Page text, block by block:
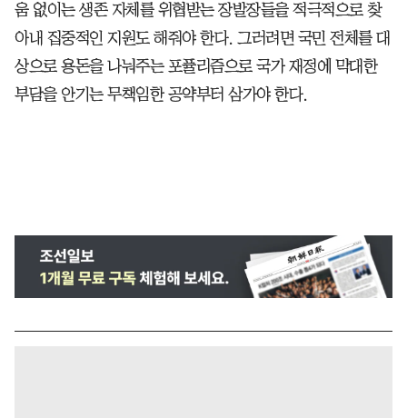
움 없이는 생존 자체를 위협받는 장발장들을 적극적으로 찾
아내 집중적인 지원도 해줘야 한다. 그러려면 국민 전체를 대
상으로 용돈을 나눠주는 포퓰리즘으로 국가 재정에 막대한
부담을 안기는 무책임한 공약부터 삼가야 한다.